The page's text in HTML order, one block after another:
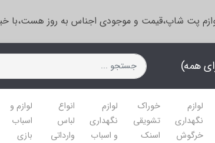
پت شاپ،قیمت و موجودی اجناس به روز هست،با
همه)
لوازم
نگهداری
خرگوش
خوراک
تشویقی
اسنک
لوازم
نگهداری
و اسباب
انواع
لباس
وارداتی
لوازم و
اسباب
بازی